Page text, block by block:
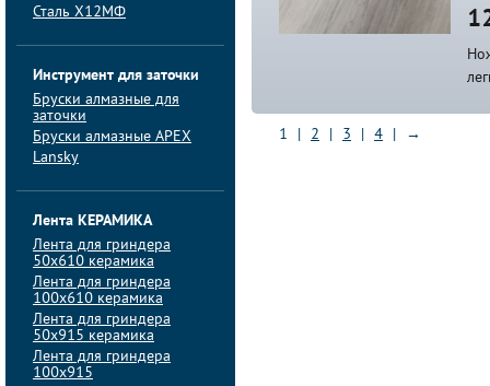
Сталь Х12МФ
Инструмент для заточки
Бруски алмазные для
заточки
Бруски алмазные APEX
Lansky
Лента КЕРАМИКА
Лента для гриндера
50х610 керамика
Лента для гриндера
100х610 керамика
Лента для гриндера
50х915 керамика
Лента для гриндера
100х915
1 2 3 4 →